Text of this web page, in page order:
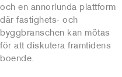
och en annorlunda plattform
där fastighets- och
byggbranschen kan mötas
för att diskutera framtidens
boende.